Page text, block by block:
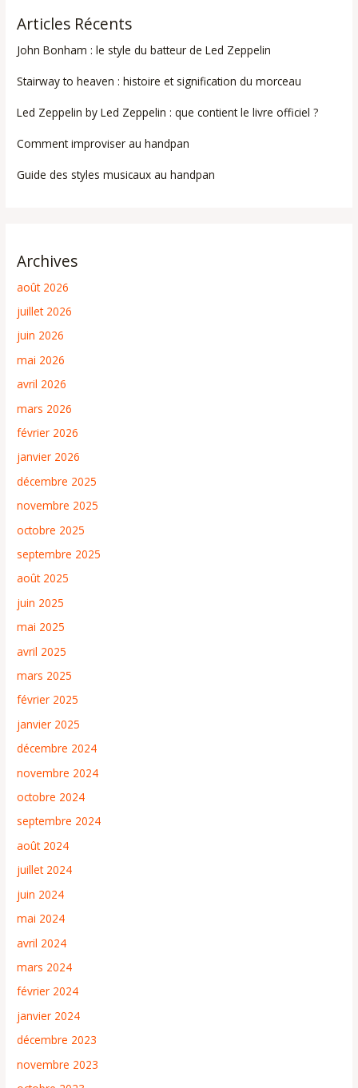
Articles Récents
John Bonham : le style du batteur de Led Zeppelin
Stairway to heaven : histoire et signification du morceau
Led Zeppelin by Led Zeppelin : que contient le livre officiel ?
Comment improviser au handpan
Guide des styles musicaux au handpan
Archives
août 2026
juillet 2026
juin 2026
mai 2026
avril 2026
mars 2026
février 2026
janvier 2026
décembre 2025
novembre 2025
octobre 2025
septembre 2025
août 2025
juin 2025
mai 2025
avril 2025
mars 2025
février 2025
janvier 2025
décembre 2024
novembre 2024
octobre 2024
septembre 2024
août 2024
juillet 2024
juin 2024
mai 2024
avril 2024
mars 2024
février 2024
janvier 2024
décembre 2023
novembre 2023